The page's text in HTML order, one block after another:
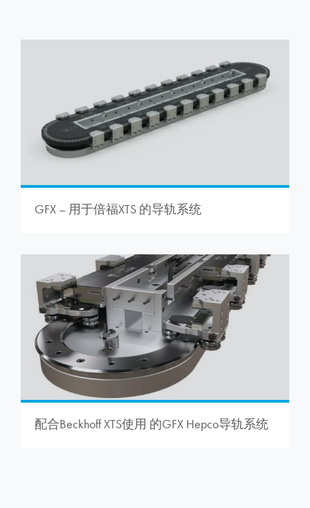
GFX – 用于倍福XTS 的导轨系统
配合Beckhoff XTS使用 的GFX Hepco导轨系统